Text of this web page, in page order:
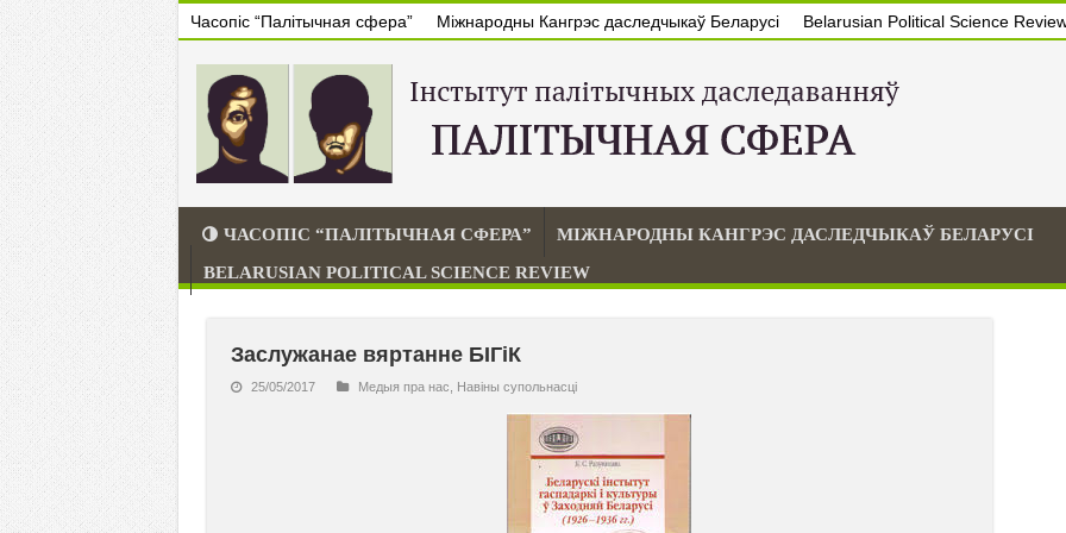
Часопіс “Палітычная сфера” Міжнародны Кангрэс даследчыкаў Беларусі Belarusian Political Science
ЧАСОПІС “ПАЛІТЫЧНАЯ СФЕРА”
МІЖНАРОДНЫ КАНГРЭС ДАСЛЕДЧЫКАЎ БЕЛАРУСІ
BELARUSIAN POLITICAL SCIENCE REVIEW
Заслужанае вяртанне БІГіК
25/05/2017 Медыя пра нас Навiны супольнасцi